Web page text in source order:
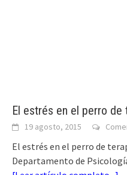
El estrés en el perro de
19 agosto, 2015
El estrés en el perro de
Departamento de